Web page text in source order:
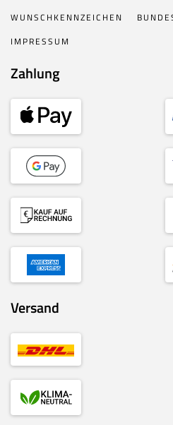
WUNSCHKENNZEICHEN
IMPRESSUM
Zahlung
Versand